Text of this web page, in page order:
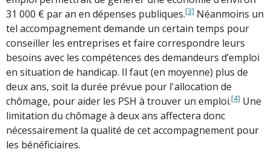
31 000 € par an en dépenses publiques.[3] Néanmoins un
tel accompagnement demande un certain temps pour
conseiller les entreprises et faire correspondre leurs
besoins avec les compétences des demandeurs d’emploi
en situation de handicap. Il faut (en moyenne) plus de
deux ans, soit la durée prévue pour l'allocation de
chômage, pour aider les PSH à trouver un emploi.[4] Une
limitation du chômage à deux ans affectera donc
nécessairement la qualité de cet accompagnement pour
les bénéficiaires.